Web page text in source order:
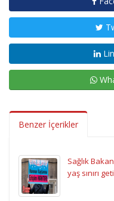
Benzer İçerikler
Sağlık
yaş sınırı